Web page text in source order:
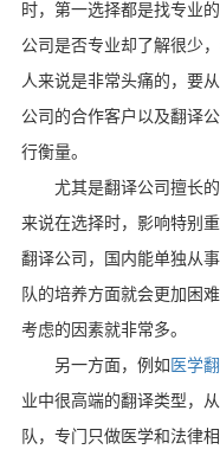
时，第一选择都是找专业
公司是否专业却了解很少
人来说是非常头痛的，要
公司的合作客户以及翻译
行衡量。
尤其是翻译公司擅长
来说在选择时，影响特别
翻译公司，国内能单独从
队的培养方面就会更加困
考虑的因素就非常多。
另一方面，例如 医学
业中很高端的翻译类型，
队，专门只做医学和法律